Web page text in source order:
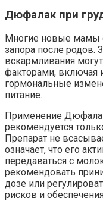
Дюфалак при
Многие новые мамы
запора после родов.
вскармливания
факторами, включая
гормональные
питание.
Применение
рекомендуется
Препарат не
означает, что его
передаваться с
рекомендовать
дозе или
рисков и